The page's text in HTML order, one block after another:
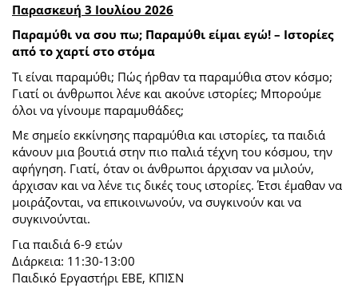
Παρασκευή 3 Ιουλίου 2026
Παραμύθι να σου πω; Παραμύθι είμαι εγώ! – Ιστορίες
από το χαρτί στο στόμα
Τι είναι παραμύθι; Πώς ήρθαν τα παραμύθια στον κόσμο;
Γιατί οι άνθρωποι λένε και ακούνε ιστορίες; Μπορούμε
όλοι να γίνουμε παραμυθάδες;
Με σημείο εκκίνησης παραμύθια και ιστορίες, τα παιδιά
κάνουν μια βουτιά στην πιο παλιά τέχνη του κόσμου, την
αφήγηση. Γιατί, όταν οι άνθρωποι άρχισαν να μιλούν,
άρχισαν και να λένε τις δικές τους ιστορίες. Έτσι έμαθαν να
μοιράζονται, να επικοινωνούν, να συγκινούν και να
συγκινούνται.
Για παιδιά 6-9 ετών
Διάρκεια: 11:30-13:00
Παιδικό Εργαστήρι ΕΒΕ, ΚΠΙΣΝ